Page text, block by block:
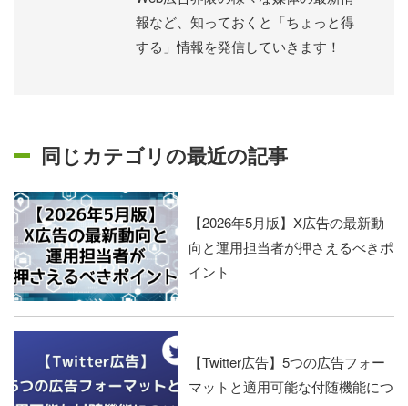
報など、知っておくと「ちょっと得
する」情報を発信していきます！
同じカテゴリの最近の記事
【2026年5月版】X広告の最新動
向と運用担当者が押さえるべきポ
イント
【Twitter広告】5つの広告フォー
マットと適用可能な付随機能につ